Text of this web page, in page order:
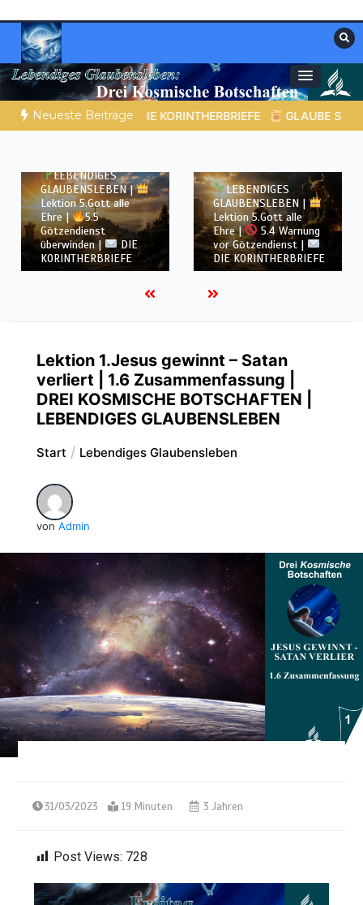
Inhalt
springen
Christliche Ressourcen
Materialien, die stärken. Antworten, die
leiten.
Neueste BeiträgeGLAUBE SEINEN PROPHETEN |
LEBENDIGES
GLAUBENSLEBEN |
Lektion 5.Gott alle
Ehre |
5.5
Götzendienst
überwinden |
DIE
KORINTHERBRIEFE
LEBENDIGES
GLAUBENSLEBEN |
Lektion 5.Gott alle
Ehre |
5.4 Warnung
vor Götzendienst |
DIE KORINTHERBRIEFE
Lektion 1.Jesus gewinnt – Satan
verliert | 1.6 Zusammenfassung |
DREI KOSMISCHE BOTSCHAFTEN |
LEBENDIGES GLAUBENSLEBEN
Start Lebendiges Glaubensleben
von Admin
31/03/2023 19 Minuten 3 Jahren
Post Views: 728